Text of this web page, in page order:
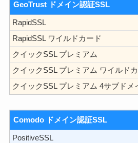
GeoTrust ドメイン認証SSL
RapidSSL
RapidSSL ワイルドカード
クイックSSL プレミアム
クイックSSL プレミアム ワイルド
クイックSSL プレミアム 4サブドメ
Comodo ドメイン認証SSL
PositiveSSL